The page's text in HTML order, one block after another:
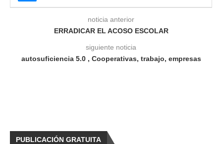
noticia anterior
ERRADICAR EL ACOSO ESCOLAR
siguiente noticia
autosuficiencia 5.0 , Cooperativas, trabajo, empresas
PUBLICACIÓN GRATUITA